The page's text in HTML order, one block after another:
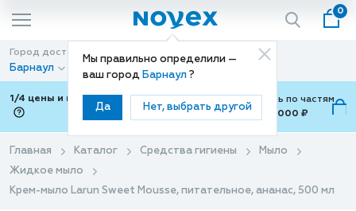
Мы правильно определили —
ваш город Барнаул ?
Да Нет, выбрать другой
0
Город доставки
Барнаул
Способ доставки
Доставка
1/4 цены и покупки ваши с Подели
Можно оплатить по частям
от 700 ₽ до 15,000 ₽
Главная Каталог Средства гигиены
Мыло
Жидкое мыло
Крем-мыло Larun Sweet Mousse, питательное, ананас, 500 мл